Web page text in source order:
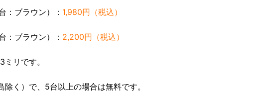
ブラウン）： 1,980円（税込）
ブラウン）： 2,200円（税込）
リです。
く）で、5台以上の場合は無料です。